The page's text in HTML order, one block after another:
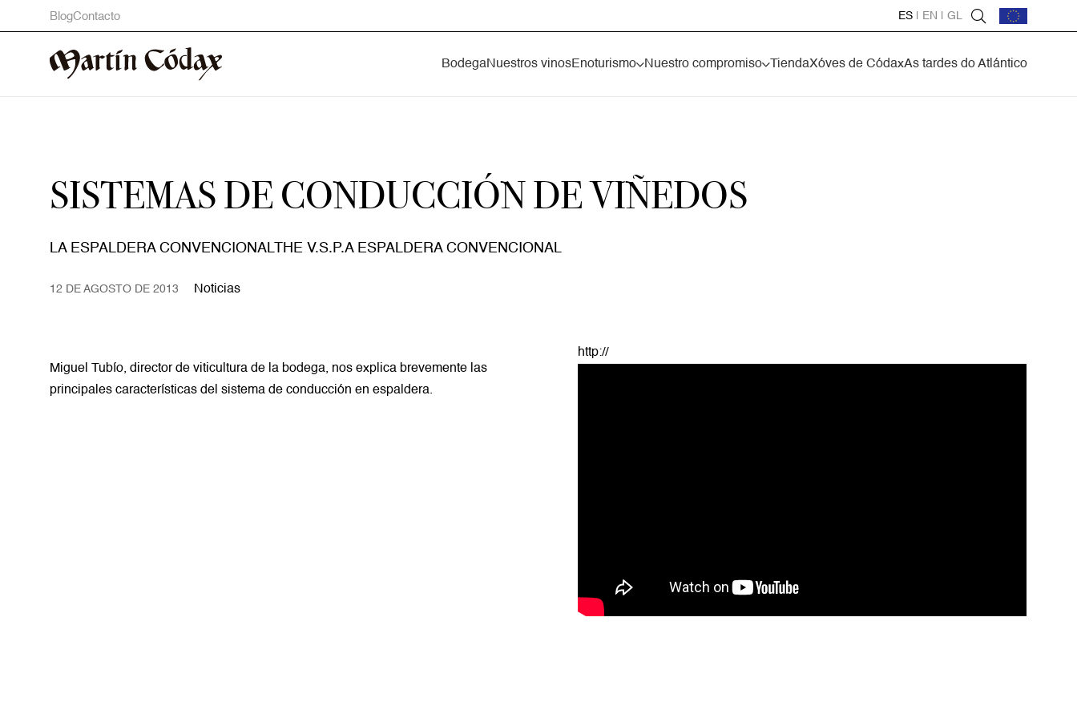
BlogContacto ES EN GL
BodegaNuestros vinosEnoturismo Nuestro compromiso TiendaXóves de CódaxAs tardes do Atlántico
SISTEMAS DE CONDUCCIÓN DE VIÑEDOS
LA ESPALDERA CONVENCIONALTHE V.S.P.A ESPALDERA CONVENCIONAL
12 DE AGOSTO DE 2013 Noticias
http://
Miguel Tubío, director de viticultura de la bodega, nos explica brevemente las
principales características del sistema de conducción en espaldera.